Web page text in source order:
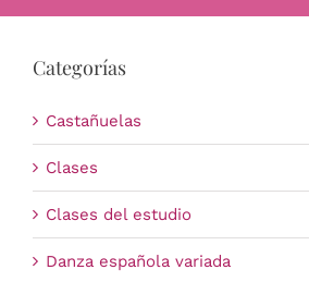
Estudio
Carrito
Categorías
Castañuelas
Clases
Clases del estudio
Danza española variada